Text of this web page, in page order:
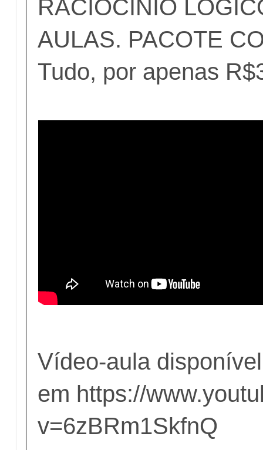
RACIOCÍNIO
AULAS. PACOTE
Tudo, por apenas
Vídeo-aula disponível
em https://
v=6zBRm1SkfnQ